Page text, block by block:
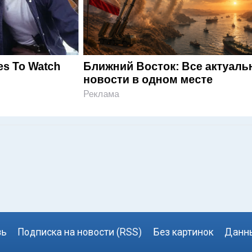
To Watch
Ближний Восток: Все
новости в одном месте
Реклама
Подписка на новости (RSS) Без картинок